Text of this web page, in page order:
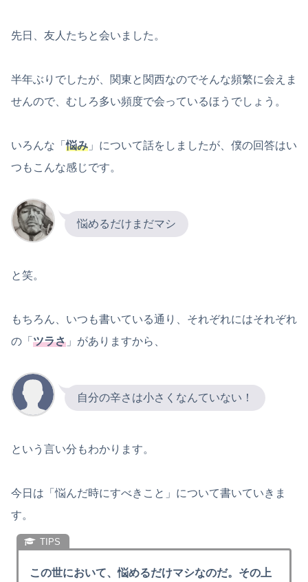
先日、友人たちと会いました。
半年ぶりでしたが、関東と関西なのでそんな頻繁に会えま
せんので、むしろ多い頻度で会っているほうでしょう。
いろんな「悩み 」について話をしましたが、僕の回答はい
つもこんな感じです。
悩めるだけまだマシ
と笑。
もちろん、いつも書いている通り、それぞれにはそれぞれ
の「 ツラさ 」がありますから、
自分の辛さは小さくなんていない！
という言い分もわかります。
今日は「悩んだ時にすべきこと」について書いていきま
す。
この世において、悩めるだけマシなのだ。その上